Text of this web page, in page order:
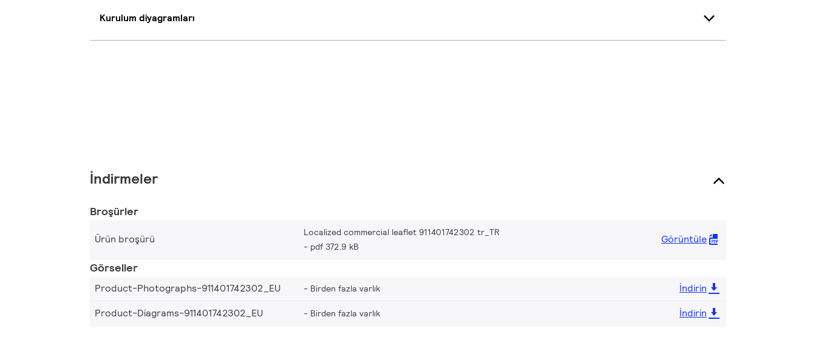
Kurulum diyagramları
İndirmeler
Broşürler
Ürün broşürü
Localized commercial leaflet 911401742302 tr_TR
pdf 372.9 kB
Görüntüle
Görseller
Product-Photographs-911401742302_EU Birden fazla varlık
İndirin
Product-Diagrams-911401742302_EU
Birden fazla varlık İndirin